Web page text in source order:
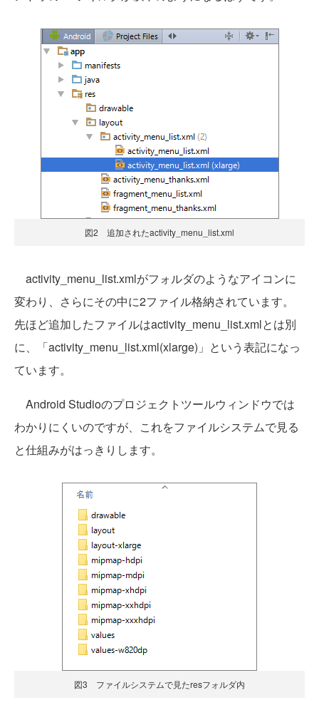
図2 追加されたactivity_menu_list.xml
activity_menu_list.xmlがフォルダのようなアイコンに
変わり、さらにその中に2ファイル格納されています。
先ほど追加したファイルはactivity_menu_list.xmlとは別
に、「activity_menu_list.xml(xlarge)」という表記になっ
ています。
Android Studioのプロジェクトツールウィンドウでは
わかりにくいのですが、これをファイルシステムで見る
と仕組みがはっきりします。
図3 ファイルシステムで見たresフォルダ内